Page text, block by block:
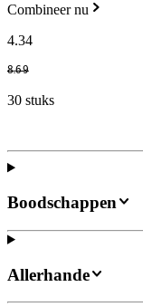
Combineer nu
4.34
8.69
30 stuks
Boodschappen
Allerhande